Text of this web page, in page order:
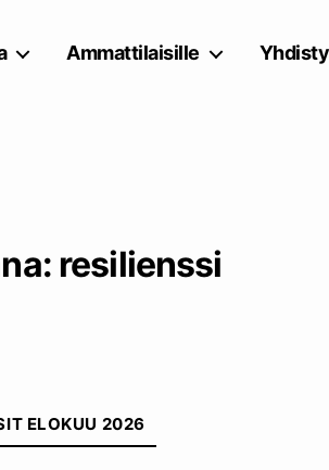
Ammattilaisille
resilienssi
ELOKUU 2026